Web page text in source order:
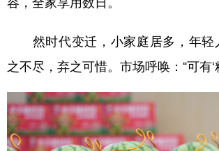
然时代变迁，小家庭居多，年轻
之不尽，弃之可惜。市场呼唤：“可有‘